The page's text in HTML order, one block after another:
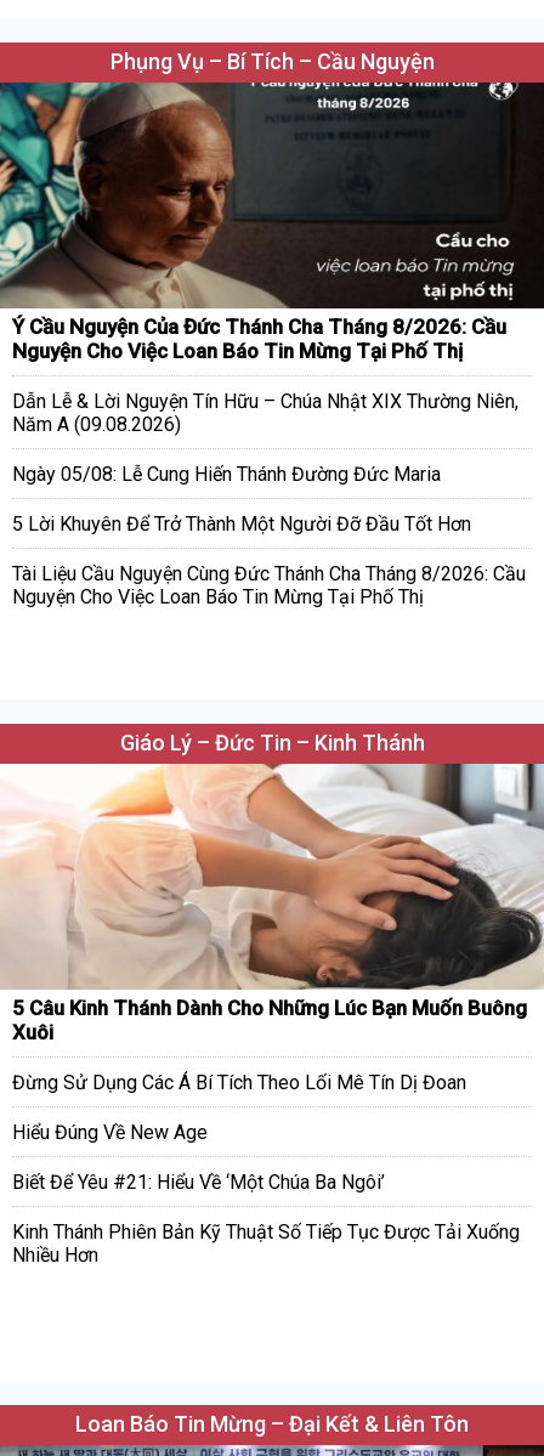
Phụng Vụ – Bí Tích – Cầu Nguyện
Ý Cầu Nguyện Của Đức Thánh Cha Tháng 8/2026: Cầu
Nguyện Cho Việc Loan Báo Tin Mừng Tại Phố Thị
Dẫn Lễ & Lời Nguyện Tín Hữu – Chúa Nhật XIX Thường Niên,
Năm A (09.08.2026)
Ngày 05/08: Lễ Cung Hiến Thánh Đường Đức Maria
5 Lời Khuyên Để Trở Thành Một Người Đỡ Đầu Tốt Hơn
Tài Liệu Cầu Nguyện Cùng Đức Thánh Cha Tháng 8/2026: Cầu
Nguyện Cho Việc Loan Báo Tin Mừng Tại Phố Thị
Giáo Lý – Đức Tin – Kinh Thánh
5 Câu Kinh Thánh Dành Cho Những Lúc Bạn Muốn Buông
Xuôi
Đừng Sử Dụng Các Á Bí Tích Theo Lối Mê Tín Dị Đoan
Hiểu Đúng Về New Age
Biết Để Yêu #21: Hiểu Về ‘Một Chúa Ba Ngôi’
Kinh Thánh Phiên Bản Kỹ Thuật Số Tiếp Tục Được Tải Xuống
Nhiều Hơn
Loan Báo Tin Mừng – Đại Kết & Liên Tôn